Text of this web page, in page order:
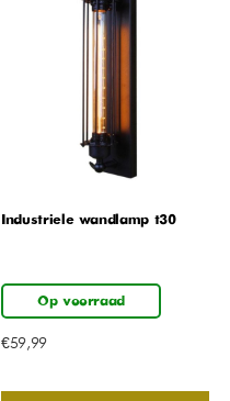
Industriele wandlamp t30
Op voorraad
€59,99